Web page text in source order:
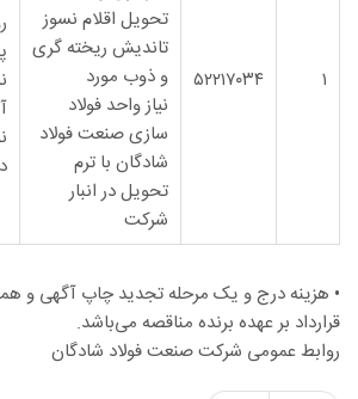
۱ ۵۲۲۱۷۰۳۴
تحویل اقلام نسوز
تاندیش ریخته گری
و ذوب مورد
نیازواحد فولاد
سازیصنعت فولاد
شادگان با ترم
تحویلدر انبار
شرکت
• هزینه درج و یک مرحله تجدید چاپ آگهی و
قرارداد بر عهده برنده مناقصه می‌باشد.
روابط عمومی شرکت صنعت فولاد شادگان